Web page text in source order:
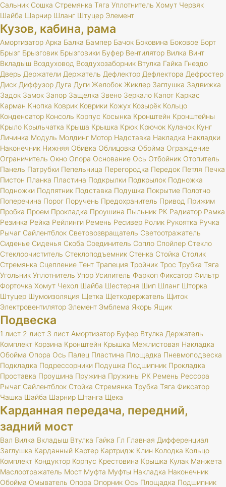
Сальник Сошка Стремянка Тяга Уплотнитель Хомут Червяк
Шайба Шарнир Шланг Штуцер Элемент
Кузов, кабина, рама
Амортизатор Арка Балка Бампер Бачок Боковина Боковое Борт
Брызг Брызговик Брызговики Буфер Вентилятор Вилка Винт
Вкладыш Воздуховод Воздухозаборник Втулка Гайка Гнездо
Дверь Держатели Держатель Дефлектор Дефлектора Дефростер
Диск Диффузор Дуга Дуги Желобок Жиклер Заглушка Задвижка
Задок Замок Запор Защелка Звено Зеркало Капот Каркас
Карман Кнопка Коврик Коврики Кожух Козырёк Кольцо
Конденсатор Консоль Корпус Косынка Кронштейн Кронштейны
Крыло Крыльчатка Крыша Крышка Крюк Крючок Кулачок Кунг
Личинка Модуль Молдинг Мотор Надставка Накладка Накладки
Наконечник Нижняя Обивка Облицовка Обойма Ограждение
Ограничитель Окно Опора Основание Ось Отбойник Отопитель
Панель Патрубки Пепельница Перегородка Передок Петля Печка
Пистон Планка Пластина Подкрылки Подкрылок Подножка
Подножки Подпятник Подставка Подушка Покрытие Полотно
Поперечина Порог Поручень Предохранитель Привод Прижим
Пробка Проем Прокладка Проушина Пыльник РК Радиатор Рамка
Резинка Рейка Рейлинги Ремень Ресивер Ролик Рукоятка Ручка
Рычаг Сайлентблок Световозвращатель Светоотражатель
Сиденье Сиденья Скоба Соединитель Сопло Спойлер Стекло
Стеклоочиститель Стеклоподъемник Стенка Стойка Столик
Стремянка Сцепление Тент Трапеция Тройник Трос Трубка Тяга
Угольник Уплотнитель Упор Усилитель Фаркоп Фиксатор Фильтр
Форточка Хомут Чехол Шайба Шестерня Шип Шланг Шторка
Штуцер Шумоизоляция Щетка Щеткодержатель Щиток
Электровентилятор Элемент Эмблема Якорь Ящик
Подвеска
1 лист 2 лист 3 лист Амортизатор Буфер Втулка Держатель
Комплект Корзина Кронштейн Крышка Межлистовая Накладка
Обойма Опора Ось Палец Пластина Площадка Пневмоподвеска
Подкладка Подрессорники Подушка Подшипник Прокладка
Проставка Проушина Пружина Пружины РК Ремень Рессора
Рычаг Сайлентблок Стойка Стремянка Трубка Тяга Фиксатор
Чашка Шайба Шарнир Штанга Щека
Карданная передача, передний,
задний мост
Вал Вилка Вкладыш Втулка Гайка Гл Главная Дифференциал
Заглушка Карданный Картер Картридж Клин Колодка Кольцо
Комплект Кондуктор Корпус Крестовина Крышка Кулак Манжета
Маслоотражатель Мост Муфта Муфты Накладка Наконечник
Обойма Омыватель Опора Опорник Ось Площадка Подшипник